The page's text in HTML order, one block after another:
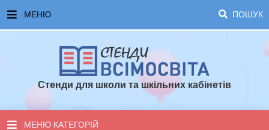
МЕНЮ ПОШУК
ЧАСТІ ЗАПИТАННЯ ТА ВІДПОВІДІ
ТОПОВІ ПРОПОЗИЦІЇ
Стенди для школи та шкільних кабінетів
МЕНЮ КАТЕГОРІЙ